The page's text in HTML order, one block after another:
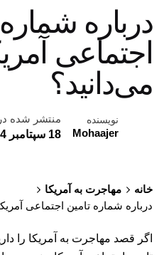
درباره شماره
می‌دانید؟
نویسنده
Mohaajer
منتشر شده در
18 سپتامبر 2024
خانه
مهاجرت به آمریکا
درباره شماره تامین اجتماعی آمریکا SSN چه می‌دانید؟
اگر قصد مهاجرت به آمریکا را